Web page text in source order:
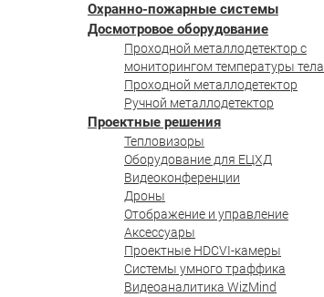
Охранно-пожарные системы
Досмотровое оборудование
Проходной металлодетектор с
мониторингом температуры тела
Проходной металлодетектор
Ручной металлодетектор
Проектные решения
Тепловизоры
Оборудование для ЕЦХД
Видеоконференции
Дроны
Отображение и управление
Аксессуары
Проектные HDCVI-камеры
Системы умного траффика
Видеоаналитика WizMind